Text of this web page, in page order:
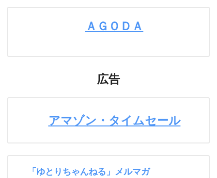
ＡＧＯＤＡ
広告
アマゾン・タイムセール
「ゆとりちゃんねる」メルマガ